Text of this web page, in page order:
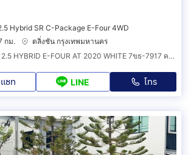
Hybrid SR C-Package E-Four 4WD
กม.
ตลิ่งชัน กรุงเทพมหานคร
TOYOTA ALPHARD 2.5 HYBRID E-FOUR AT 2020 WHITE 7ขธ-7917 ความหรูระดับพรีเมียม ภายในกว้าง เบาะแยกVIP ออฟชั่นมาเต็ม รถสวยตรงปกพร้อมใช้
แชท LINE โทร